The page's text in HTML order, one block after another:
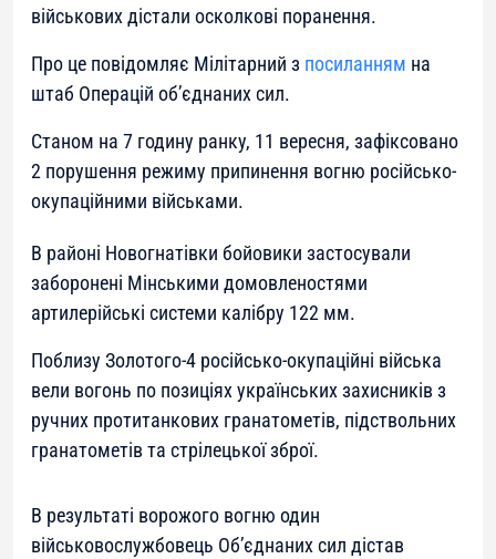
військових дістали осколкові поранення.
Про це повідомляє Мілітарний з посиланням на
штаб Операцій об’єднаних сил.
Станом на 7 годину ранку, 11 вересня, зафіксовано
2 порушення режиму припинення вогню російсько-
окупаційними військами.
В районі Новогнатівки бойовики застосували
заборонені Мінськими домовленостями
артилерійські системи калібру 122 мм.
Поблизу Золотого-4 російсько-окупаційні війська
вели вогонь по позиціях українських захисників з
ручних протитанкових гранатометів, підствольних
гранатометів та стрілецької зброї.
В результаті ворожого вогню один
військовослужбовець Об’єднаних сил дістав